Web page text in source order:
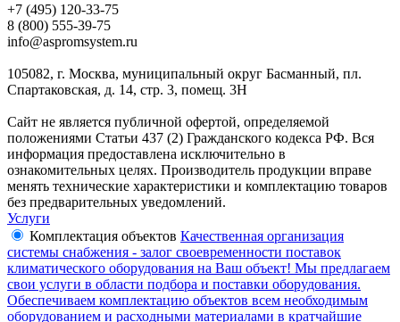
+7 (495) 120-33-75
8 (800) 555-39-75
info@aspromsystem.ru
105082, г. Москва, муниципальный округ Басманный, пл.
Спартаковская, д. 14, стр. 3, помещ. 3Н
Сайт не является публичной офертой, определяемой
положениями Статьи 437 (2) Гражданского кодекса РФ. Вся
информация предоставлена исключительно в
ознакомительных целях. Производитель продукции вправе
менять технические характеристики и комплектацию товаров
без предварительных уведомлений.
Услуги
Комплектация объектов Качественная организация
системы снабжения - залог своевременности поставок
климатического оборудования на Ваш объект! Мы предлагаем
свои услуги в области подбора и поставки оборудования.
Обеспечиваем комплектацию объектов всем необходимым
оборудованием и расходными материалами в кратчайшие